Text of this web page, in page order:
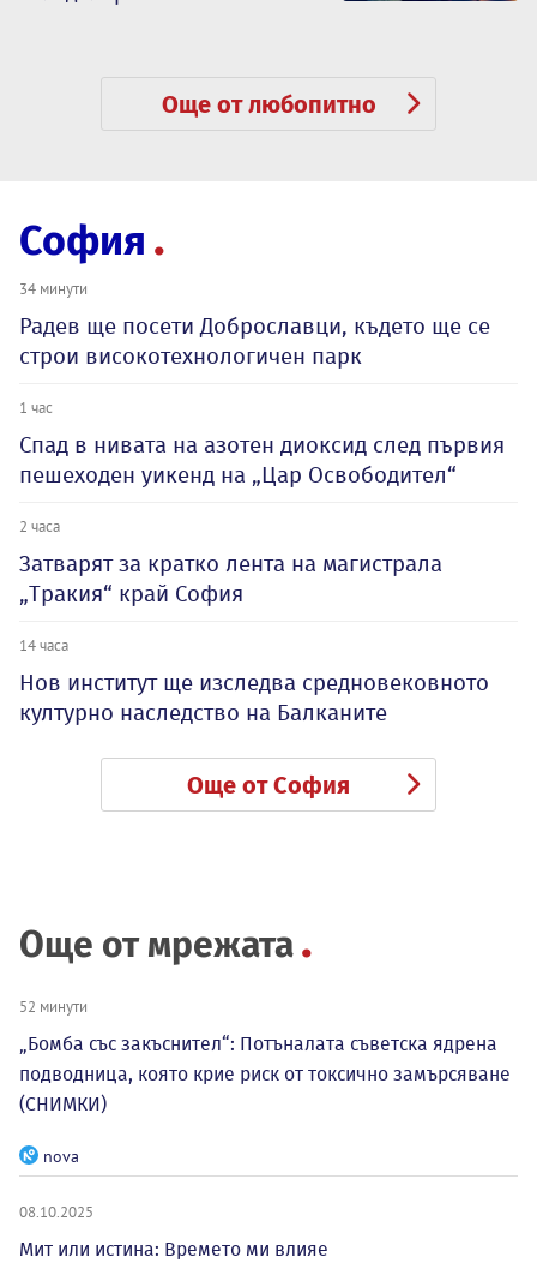
Още от любопитно
София
34 минути
Радев ще посети Доброславци, където ще се
строи високотехнологичен парк
1 час
Спад в нивата на азотен диоксид след първия
пешеходен уикенд на „Цар Освободител“
2 часа
Затварят за кратко лента на магистрала
„Тракия“ край София
14 часа
Нов институт ще изследва средновековното
културно наследство на Балканите
Още от София
Още от мрежата
52 минути
„Бомба със закъснител“: Потъналата съветска ядрена
подводница, която крие риск от токсично замърсяване
(СНИМКИ)
nova
08.10.2025
Мит или истина: Времето ми влияе